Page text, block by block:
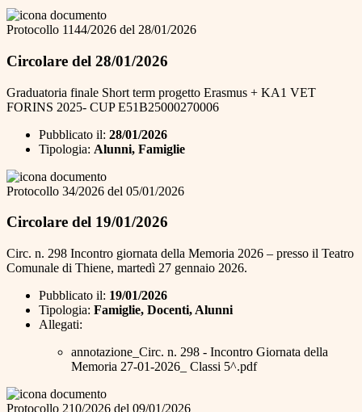
Protocollo 1144/2026 del 28/01/2026
Circolare del 28/01/2026
Graduatoria finale Short term progetto Erasmus + KA1 VET
FORINS 2025- CUP E51B25000270006
Pubblicato il: 28/01/2026
Tipologia: Alunni, Famiglie
Protocollo 34/2026 del 05/01/2026
Circolare del 19/01/2026
Circ. n. 298 Incontro giornata della Memoria 2026 – presso il Teatro
Comunale di Thiene, martedì 27 gennaio 2026.
Pubblicato il: 19/01/2026
Tipologia: Famiglie, Docenti, Alunni
Allegati:
annotazione_Circ. n. 298 - Incontro Giornata della
Memoria 27-01-2026_ Classi 5^.pdf
Protocollo 210/2026 del 09/01/2026